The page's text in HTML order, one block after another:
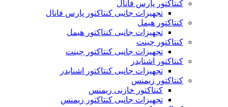
کنتاکتور پارس فانال
تجهیزات جانبی کنتاکتور پارس فانال
کنتاکتور هیمل
تجهیزات جانبی کنتاکتور هیمل
کنتاکتور چینت
تجهیزات جانبی کنتاکتور چینت
کنتاکتور اشنایدر
تجهیزات جانبی کنتاکتور اشنایدر
کنتاکتور زیمنس
کنتاکتور خازنی زیمنس
تجهیزات جانبی کنتاکتور زیمنس